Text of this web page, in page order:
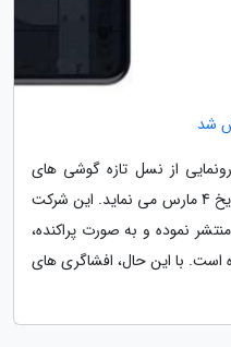
از نسل تازه گوشی های
میان رده خود، سری فون (3a)، در تاریخ 4 مارس می نماید. این شرکت
نموده و به صورت پراکنده،
است. با این حال، افشاگری های